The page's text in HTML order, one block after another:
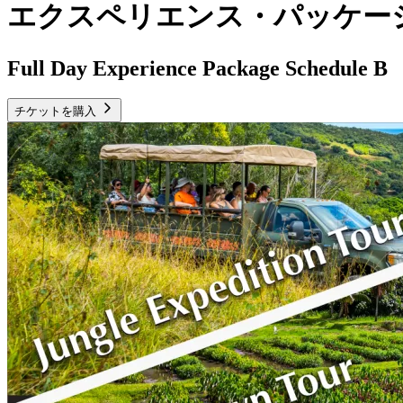
エクスペリエンス・パッケー
Full Day Experience Package Schedule B
チケットを購入